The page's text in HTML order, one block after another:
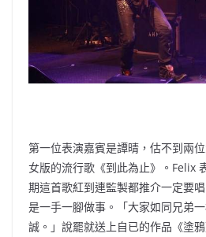
第一位表演嘉賓是譚晴，估不到兩
女版的流行歌《到此為止》。Felix
期這首歌紅到連監製都推介一定要
是一手一腳做事。「大家如同兄弟
誠。」說罷就送上自已的作品《塗鴉